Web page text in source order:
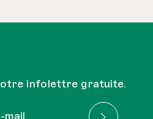
infolettre gratuite.